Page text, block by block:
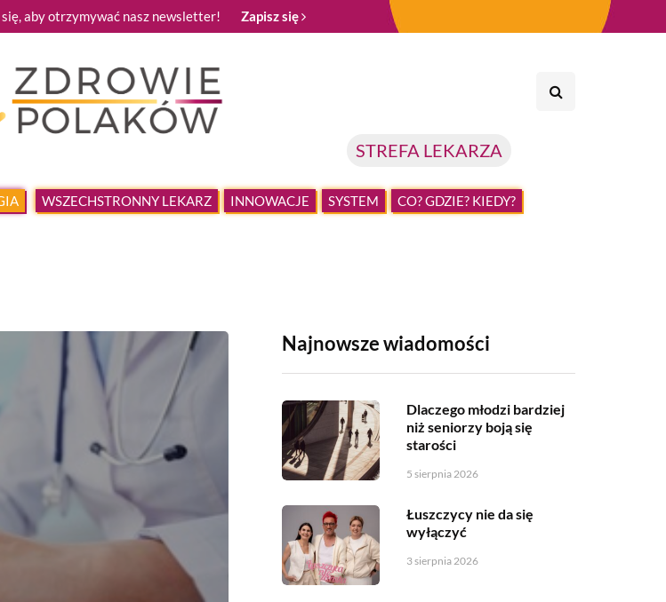
się, aby otrzymywać nasz newsletter! Zapisz się
STREFA LEKARZA
WSZECHSTRONNY LEKARZ INNOWACJE SYSTEM CO? GDZIE? KIEDY?
Najnowsze wiadomości
Dlaczego młodzi bardziej
niż seniorzy boją się
starości
5 sierpnia 2026
Łuszczycy nie da się
wyłączyć
3 sierpnia 2026